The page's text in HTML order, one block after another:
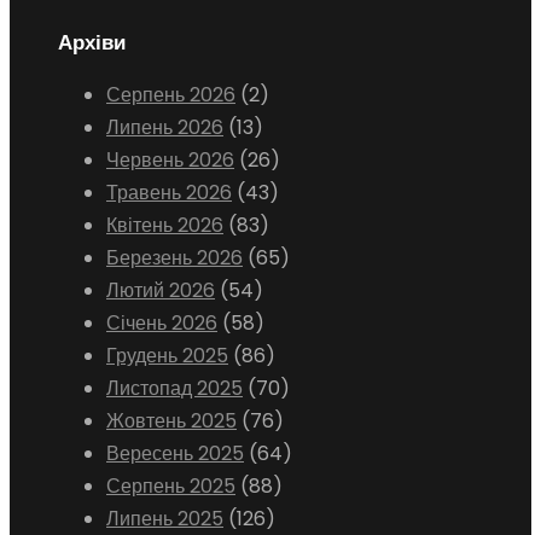
Архіви
Серпень 2026 (2)
Липень 2026 (13)
Червень 2026 (26)
Травень 2026 (43)
Квітень 2026 (83)
Березень 2026 (65)
Лютий 2026 (54)
Січень 2026 (58)
Грудень 2025 (86)
Листопад 2025 (70)
Жовтень 2025 (76)
Вересень 2025 (64)
Серпень 2025 (88)
Липень 2025 (126)